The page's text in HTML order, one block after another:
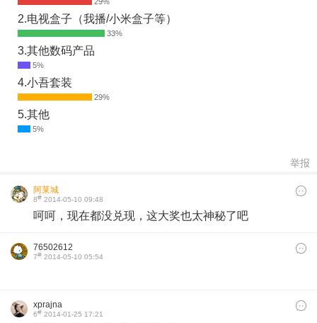
2.电视盒子（我播/小米盒子等）
3.其他数码产品
4.小吾套装
5.其他
举报
阿莱城
8# 2014-05-10 09:48
呵呵，现在都没兑现，这大奖也太神秘了吧
76502612
7# 2014-05-10 05:54
xprajna
6# 2014-01-25 17:21